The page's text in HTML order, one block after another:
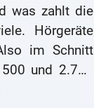
was zahlt die
Hörgeräte
im Schnitt
und 2.700